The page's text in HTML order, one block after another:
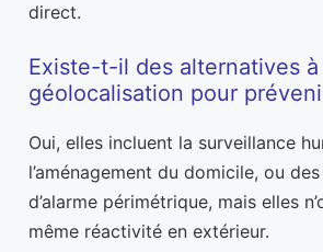
direct.
Existe-t-il des alternatives à
géolocalisation pour
Oui, elles incluent la surveillance
l’aménagement du domicile, ou
d’alarme périmétrique, mais elles
même réactivité en extérieur.